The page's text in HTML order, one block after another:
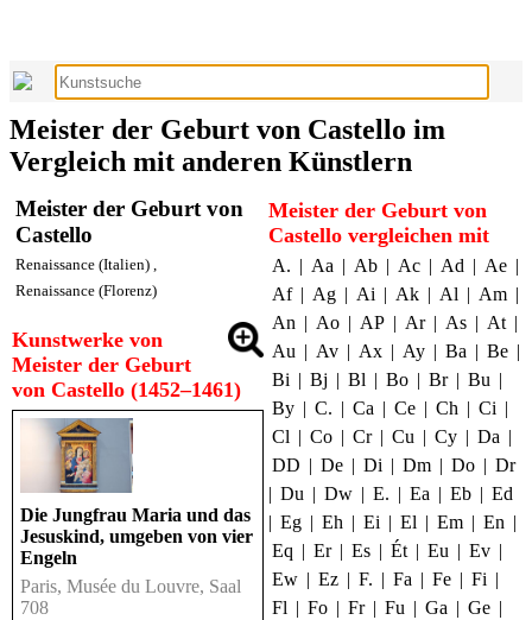
Meister der Geburt von Castello im
Vergleich mit anderen Künstlern
Meister der Geburt von
Castello
Renaissance (Italien) ,
Renaissance (Florenz)
Kunstwerke von
Meister der Geburt
von Castello (1452–1461)
Die Jungfrau Maria und das
Jesuskind, umgeben von vier
Engeln
Paris, Musée du Louvre, Saal
708
Meister der Geburt von
Castello vergleichen mit
A. | Aa | Ab | Ac | Ad | Ae |
Af | Ag | Ai | Ak | Al | Am |
An | Ao | AP | Ar | As | At |
Au | Av | Ax | Ay | Ba | Be |
Bi | Bj | Bl | Bo | Br | Bu |
By | C. | Ca | Ce | Ch | Ci |
Cl | Co | Cr | Cu | Cy | Da |
DD | De | Di | Dm | Do | Dr
| Du | Dw | E. | Ea | Eb | Ed
| Eg | Eh | Ei | El | Em | En |
Eq | Er | Es | Ét | Eu | Ev |
Ew | Ez | F. | Fa | Fe | Fi |
Fl | Fo | Fr | Fu | Ga | Ge |